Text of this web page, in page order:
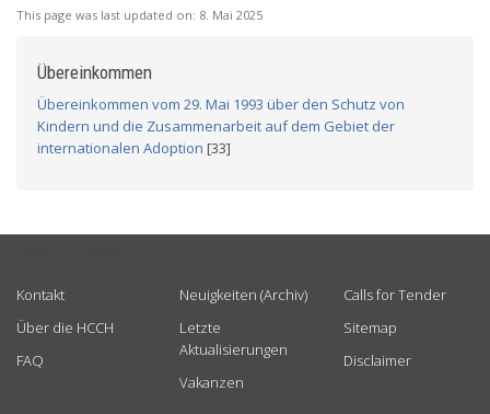
This page was last updated on: 8. Mai 2025
Übereinkommen
Übereinkommen vom 29. Mai 1993 über den Schutz von
Kindern und die Zusammenarbeit auf dem Gebiet der
internationalen Adoption [33]
Kontakt
Über die HCCH
FAQ
Neuigkeiten (Archiv)
Letzte
Aktualisierungen
Vakanzen
Calls for Tender
Sitemap
Disclaimer